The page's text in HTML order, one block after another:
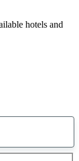
hotels and